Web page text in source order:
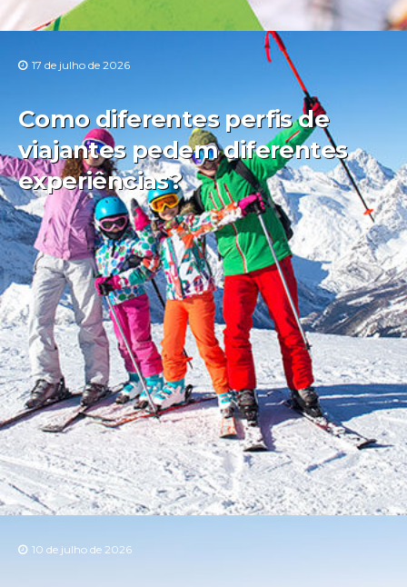
17 de julho de 2026
Como diferentes perfis de
viajantes pedem diferentes
experiências?
10 de julho de 2026